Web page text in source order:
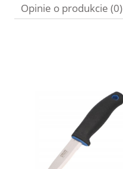
Opinie o produkcie (0)